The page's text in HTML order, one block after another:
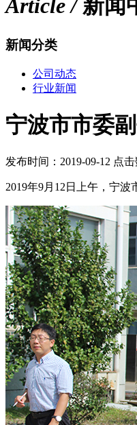
Article /新闻
新闻分类
公司动态
行业新闻
宁波市市委
发布时间：2019-09-12 点
2019年9月12日上午，宁